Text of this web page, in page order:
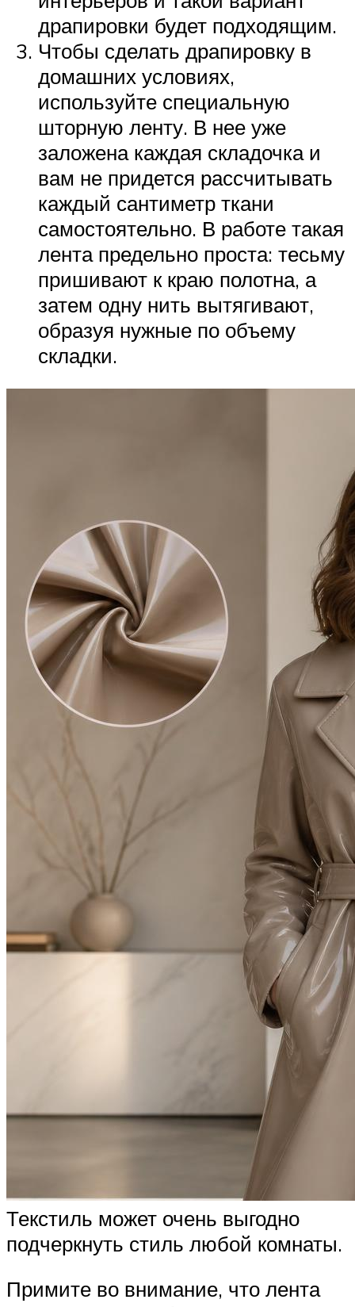
драпировки будет подходящим.
Чтобы сделать драпировку в
домашних условиях,
используйте специальную
шторную ленту. В нее уже
заложена каждая складочка и
вам не придется рассчитывать
каждый сантиметр ткани
самостоятельно. В работе такая
лента предельно проста: тесьму
пришивают к краю полотна, а
затем одну нить вытягивают,
образуя нужные по объему
складки.
Текстиль может очень выгодно
подчеркнуть стиль любой комнаты.
Примите во внимание, что лента